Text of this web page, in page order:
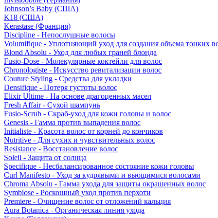
Johnson’s Baby (США)
K18 (США)
Kerastase (Франция)
Discipline - Непослушные волосы
Volumifique - Уплотняющий уход для создания объема тонких
Blond Absolu - Уход для любых граней блонда
Fusio-Dose - Молекулярные коктейли для волос
Chronologiste - Искусство ревитализации волос
Couture Styling - Средства для укладки
Densifique - Потеря густоты волос
Elixir Ultime - На основе драгоценных масел
Fresh Affair - Сухой шампунь
Fusio-Scrub - Скраб-уход для кожи головы и волос
Genesis - Гамма против выпадения волос
Initialiste - Красота волос от корней до кончиков
Nutritive - Для сухих и чувствительных волос
Resistance - Восстановление волос
Soleil - Защита от солнца
Specifique - Несбалансированное состояние кожи головы
Curl Manifesto - Уход за кудрявыми и вьющимися волосами
Chroma Absolu - Гамма ухода для защиты окрашенных волос
Symbiose - Роскошный уход против перхоти
Premiere - Очищение волос от отложений кальция
Aura Botanica - Органическая линия ухода